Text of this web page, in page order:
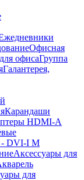
Офисная
офисаГруппа
Галантерея,
Карандаши
HDMI-A
- DVI-I M
Аксессуары для
для